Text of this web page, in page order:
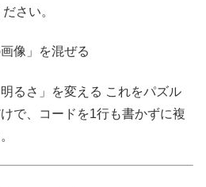
さい。
像」を混ぜる
明るさ」を変える これをパズル
で、コードを1行も書かずに複